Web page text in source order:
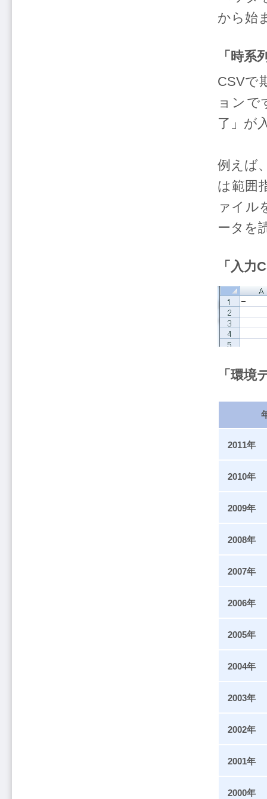
から始
「時系
CSVで
ョンで
了」が
例えば
は範囲
ァイル
ータを
「入力
「環境
2011年
2010年
2009年
2008年
2007年
2006年
2005年
2004年
2003年
2002年
2001年
2000年